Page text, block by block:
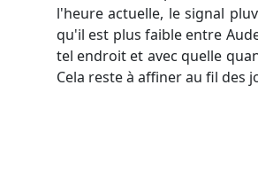
l'heure actuelle, le signal
qu'il est plus faible entre
tel endroit et avec quelle
Cela reste à affiner au fil des